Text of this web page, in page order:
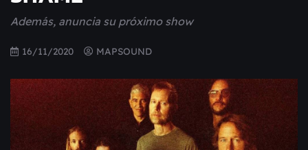
Además, anuncia su próximo show
16/11/2020 MAPSOUND